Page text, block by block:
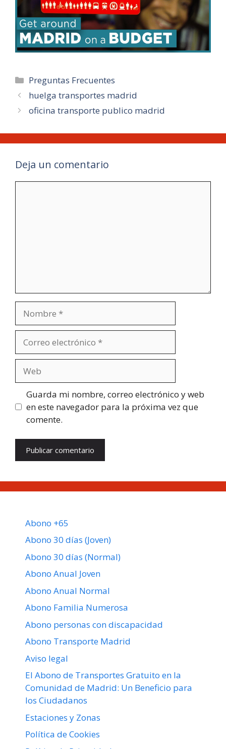
Categorías
Preguntas Frecuentes
huelga transportes madrid
oficina transporte publico madrid
Deja un comentario
electrónico
Guarda mi nombre, correo electrónico y web
en este navegador para la próxima vez que
comente.
Abono +65
Abono 30 días (Joven)
Abono 30 días (Normal)
Abono Anual Joven
Abono Anual Normal
Abono Familia Numerosa
Abono personas con discapacidad
Abono Transporte Madrid
Aviso legal
El Abono de Transportes Gratuito en la
Comunidad de Madrid: Un Beneficio para
los Ciudadanos
Estaciones y Zonas
Política de Cookies